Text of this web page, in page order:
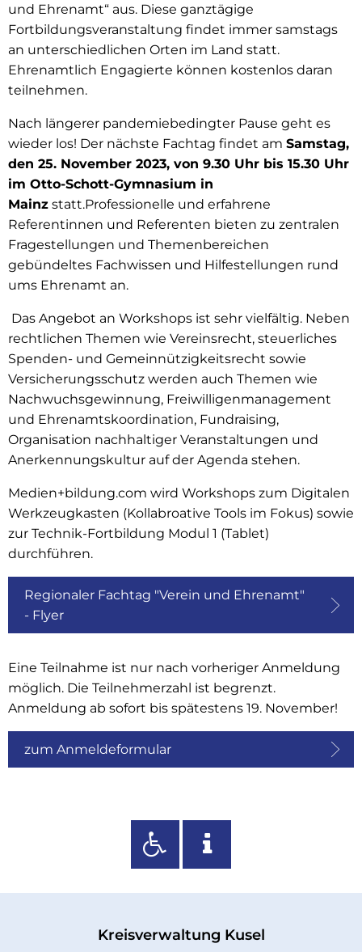
und Ehrenamt“ aus. Diese ganztägige
Fortbildungsveranstaltung findet immer samstags
an unterschiedlichen Orten im Land statt.
Ehrenamtlich Engagierte können kostenlos daran
teilnehmen.
Nach längerer pandemiebedingter Pause geht es
wieder los! Der nächste Fachtag findet am Samstag,
den 25. November 2023, von 9.30 Uhr bis 15.30 Uhr
im Otto-Schott-Gymnasium in
Mainz statt.Professionelle und erfahrene
Referentinnen und Referenten bieten zu zentralen
Fragestellungen und Themenbereichen
gebündeltes Fachwissen und Hilfestellungen rund
ums Ehrenamt an.
Das Angebot an Workshops ist sehr vielfältig. Neben
rechtlichen Themen wie Vereinsrecht, steuerliches
Spenden- und Gemeinnützigkeitsrecht sowie
Versicherungsschutz werden auch Themen wie
Nachwuchsgewinnung, Freiwilligenmanagement
und Ehrenamtskoordination, Fundraising,
Organisation nachhaltiger Veranstaltungen und
Anerkennungskultur auf der Agenda stehen.
Medien+bildung.com wird Workshops zum Digitalen
Werkzeugkasten (Kollabroative Tools im Fokus) sowie
zur Technik-Fortbildung Modul 1 (Tablet)
durchführen.
Regionaler Fachtag "Verein und Ehrenamt"
- Flyer
Eine Teilnahme ist nur nach vorheriger Anmeldung
möglich. Die Teilnehmerzahl ist begrenzt.
Anmeldung ab sofort bis spätestens 19. November!
zum Anmeldeformular
Kreisverwaltung Kusel